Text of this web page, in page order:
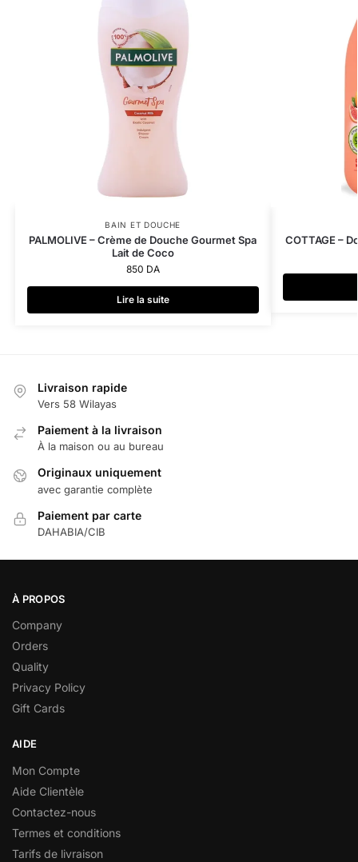
BAIN ET DOUCHE
PALMOLIVE – Crème de Douche Gourmet Spa
Lait de Coco
850 DA
Lire la suite
COTTAGE –
Livraison rapide
Vers 58 Wilayas
Paiement à la livraison
À la maison ou au bureau
Originaux uniquement
avec garantie complète
Paiement par carte
DAHABIA/CIB
À PROPOS
Company
Orders
Quality
Privacy Policy
Gift Cards
AIDE
Mon Compte
Aide Clientèle
Contactez-nous
Termes et conditions
Tarifs de livraison